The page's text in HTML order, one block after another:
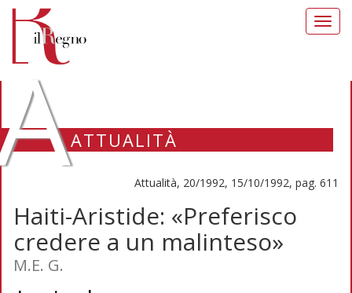
ATTUALITÀ
Attualità, 20/1992, 15/10/1992, pag. 611
Haiti-Aristide: «Preferisco
credere a un malinteso»
M.E. G.